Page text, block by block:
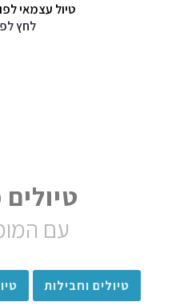
טיול עצמאי
לחץ
עם
טיולים וחבילות